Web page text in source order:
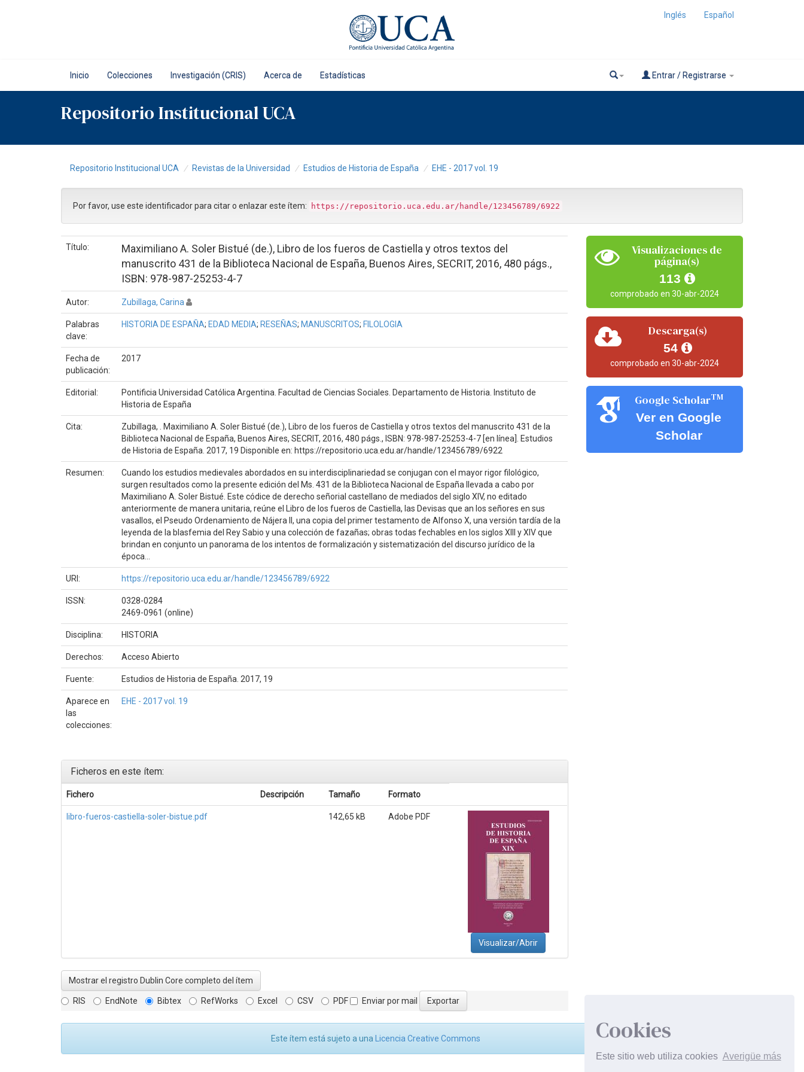
Cookies
Este sitio web utiliza cookies Averigüe más
Inglés Español
Inicio Colecciones Investigación (CRIS) Acerca de Estadísticas Entrar / Registrarse
Repositorio Institucional UCA
Repositorio Institucional UCA Revistas de la Universidad Estudios de Historia de España EHE - 2017 vol. 19
Por favor, use este identificador para citar o enlazar este ítem: https://repositorio.uca.edu.ar/handle/123456789/6922
Título:
Maximiliano A. Soler Bistué (de.), Libro de los fueros de Castiella y otros textos del
manuscrito 431 de la Biblioteca Nacional de España, Buenos Aires, SECRIT, 2016, 480 págs.,
ISBN: 978-987-25253-4-7
Autor: Zubillaga, Carina
Palabras
clave:
HISTORIA DE ESPAÑA; EDAD MEDIA; RESEÑAS; MANUSCRITOS; FILOLOGIA
Fecha de
publicación:
2017
Editorial:
Pontificia Universidad Católica Argentina. Facultad de Ciencias Sociales. Departamento de Historia. Instituto de
Historia de España
Cita:
Zubillaga, . Maximiliano A. Soler Bistué (de.), Libro de los fueros de Castiella y otros textos del manuscrito 431 de la
Biblioteca Nacional de España, Buenos Aires, SECRIT, 2016, 480 págs., ISBN: 978-987-25253-4-7 [en línea]. Estudios
de Historia de España. 2017, 19 Disponible en: https://repositorio.uca.edu.ar/handle/123456789/6922
Resumen:
Cuando los estudios medievales abordados en su interdisciplinariedad se conjugan con el mayor rigor filológico,
surgen resultados como la presente edición del Ms. 431 de la Biblioteca Nacional de España llevada a cabo por
Maximiliano A. Soler Bistué. Este códice de derecho señorial castellano de mediados del siglo XIV, no editado
anteriormente de manera unitaria, reúne el Libro de los fueros de Castiella, las Devisas que an los señores en sus
vasallos, el Pseudo Ordenamiento de Nájera II, una copia del primer testamento de Alfonso X, una versión tardía de la
leyenda de la blasfemia del Rey Sabio y una colección de fazañas; obras todas fechables en los siglos XIII y XIV que
brindan en conjunto un panorama de los intentos de formalización y sistematización del discurso jurídico de la
época...
URI: https://repositorio.uca.edu.ar/handle/123456789/6922
ISSN:
0328-0284
2469-0961 (online)
Disciplina: HISTORIA
Derechos: Acceso Abierto
Fuente: Estudios de Historia de España. 2017, 19
Aparece en
las
colecciones:
EHE - 2017 vol. 19
Ficheros en este ítem:
Fichero Descripción Tamaño Formato
libro-fueros-castiella-soler-bistue.pdf 142,65 kB Adobe PDF
Visualizar/Abrir
Mostrar el registro Dublin Core completo del ítem
RIS EndNote Bibtex RefWorks Excel CSV PDF Enviar por mail
Visualizaciones de
página(s)
113
comprobado en 30-abr-2024
Descarga(s)
54
comprobado en 30-abr-2024
Google ScholarTM
Ver en Google
Scholar
Este ítem está sujeto a una Licencia Creative Commons